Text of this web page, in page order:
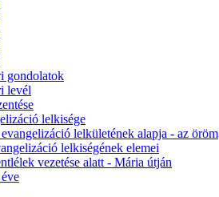
gondolatok
levél
lelkisége
lelkületének alapja - az öröm
lelkiségének elemei
vezetése alatt - Mária útján